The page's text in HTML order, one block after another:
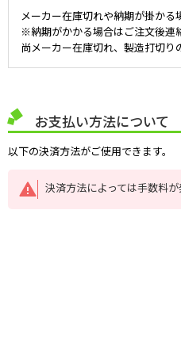
メーカー在庫切れや納期が掛かる
※納期がかかる場合はご注文後連
尚メーカー在庫切れ、製造打切り
お支払い方法について
以下の決済方法がご使用できます。
決済方法によっては手数料が